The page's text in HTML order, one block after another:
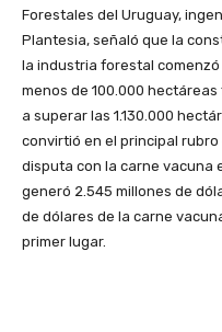
Forestales del Uruguay,
Plantesia, señaló que la
la industria forestal
menos de 100.000
a superar las 1.130.000
convirtió en el principal
disputa con la carne vacuna
generó 2.545 millones de
de dólares de la carne
primer lugar.